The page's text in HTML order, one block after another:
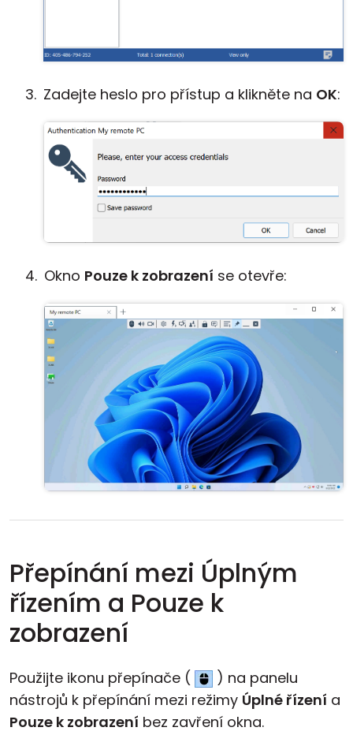
Zadejte heslo pro přístup a klikněte na OK:
Okno Pouze k zobrazení se otevře:
Přepínání mezi Úplným
řízením a Pouze k
zobrazení
Použijte ikonu přepínače (
) na panelu
nástrojů k přepínání mezi režimy Úplné řízení a
Pouze k zobrazení bez zavření okna.